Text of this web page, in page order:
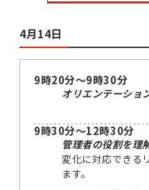
4月14日
9時20分～9時30分
オリエンテーショ
9時30分～12時30分
管理者の役割を理
変化に対応できる
ます。